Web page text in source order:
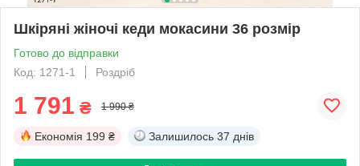
Шкіряні жіночі кеди мокасини 36 розмір
Готово до відправки
Код: 1271-1
Роздріб
1 791 ₴ 1 990 ₴
Економія 199 ₴ Залишилось 37 днів